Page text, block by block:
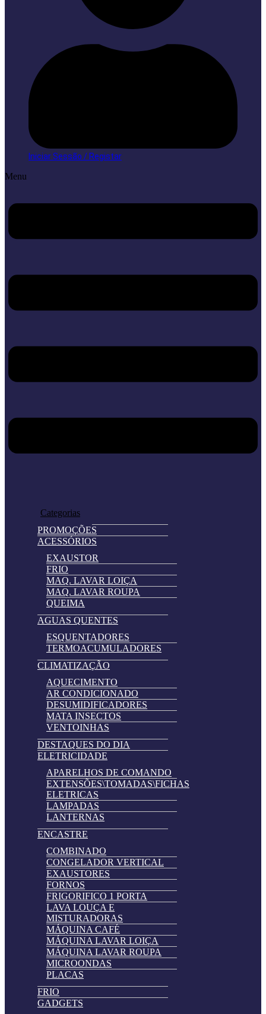
Iniciar Sessão / Registar
Menu
Categorias
PROMOÇÕES
ACESSÓRIOS
EXAUSTOR
FRIO
MAQ. LAVAR LOIÇA
MAQ. LAVAR ROUPA
QUEIMA
AGUAS QUENTES
ESQUENTADORES
TERMOACUMULADORES
CLIMATIZAÇÃO
AQUECIMENTO
AR CONDICIONADO
DESUMIDIFICADORES
MATA INSECTOS
VENTOINHAS
DESTAQUES DO DIA
ELETRICIDADE
APARELHOS DE COMANDO
EXTENSÕES\TOMADAS\FICHAS
ELETRICAS
LAMPADAS
LANTERNAS
ENCASTRE
COMBINADO
CONGELADOR VERTICAL
EXAUSTORES
FORNOS
FRIGORIFICO 1 PORTA
LAVA LOUÇA E
MISTURADORAS
MÁQUINA CAFÉ
MÁQUINA LAVAR LOIÇA
MÁQUINA LAVAR ROUPA
MICROONDAS
PLACAS
FRIO
GADGETS